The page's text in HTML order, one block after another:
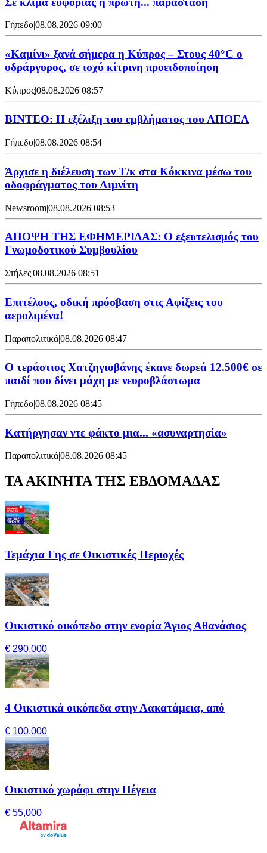
Γήπεδο|08.08.2026 09:00
«Καμίνι» ξανά σήμερα η Κύπρος – Στους 40°C ο
υδράργυρος, σε ισχύ κίτρινη προειδοποίηση
Κύπρος|08.08.2026 08:57
ΒΙΝΤΕΟ: Η εξέλιξη του εμβλήματος του ΑΠΟΕΛ
Γήπεδο|08.08.2026 08:54
Άρχισε η διέλευση των Τ/κ στα Κόκκινα μέσω του
οδοφράγματος του Λιμνίτη
Newsroom|08.08.2026 08:53
ΑΠΟΨΗ ΤΗΣ ΕΦΗΜΕΡΙΔΑΣ: Ο εξευτελισμός του
Γνωμοδοτικού Συμβουλίου
Στήλες|08.08.2026 08:51
Επιτέλους, οδική πρόσβαση στις Αφίξεις του
αερολιμένα!
Παραπολιτικά|08.08.2026 08:47
Ο τεράστιος Χατζηγιοβάνης έκανε δωρεά 12.500€ σε
παιδί που δίνει μάχη με νευροβλάστωμα
Γήπεδο|08.08.2026 08:45
Κατήργησαν ντε φάκτο μια... «ασυναρτησία»
Παραπολιτικά|08.08.2026 08:45
ΤΑ ΑΚΙΝΗΤΑ ΤΗΣ ΕΒΔΟΜΑΔΑΣ
Τεμάχια Γης σε Οικιστικές Περιοχές
Οικιστικό οικόπεδο στην ενορία Άγιος Αθανάσιος
€ 290,000
4 Οικιστικά οικόπεδα στην Λακατάμεια, από
€ 100,000
Οικιστικό χωράφι στην Πέγεια
€ 55,000